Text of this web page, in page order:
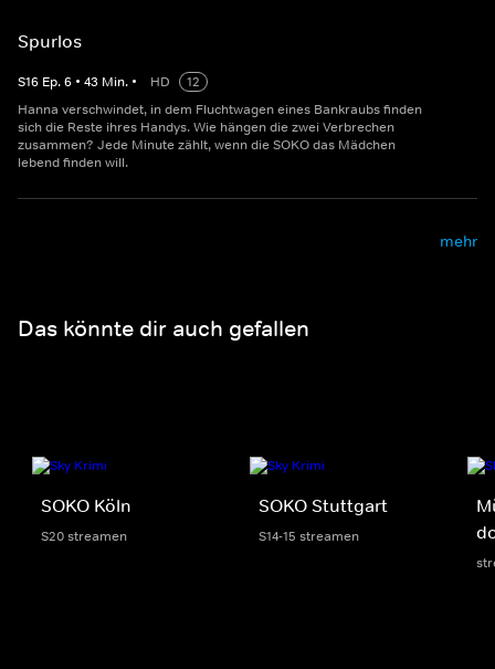
Spurlos
S16 Ep.6 • 43 Min. • HD
12
Hanna verschwindet, in dem Fluchtwagen eines Bankraubs finden
sich die Reste ihres Handys. Wie hängen die zwei Verbrechen
zusammen? Jede Minute zählt, wenn die SOKO das Mädchen
lebend finden will.
mehr
Das könnte dir auch gefallen
SOKO Köln
S20 streamen
SOKO Stuttgart
S14-15 streamen